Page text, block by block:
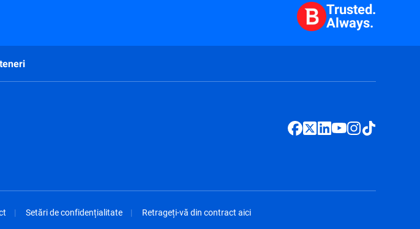
Trusted.
Always.
Setări de confidențialitate Retrageți-vă din contract aici